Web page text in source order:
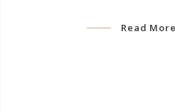
Read More